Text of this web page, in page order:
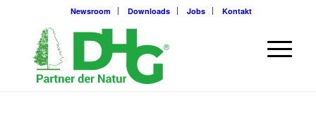
Newsroom Downloads Jobs Kontakt